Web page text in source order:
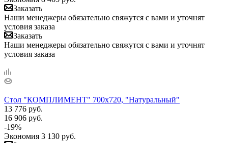
Заказать
Наши менеджеры обязательно свяжутся с вами и уточнят
условия заказа
Заказать
Наши менеджеры обязательно свяжутся с вами и уточнят
условия заказа
Стол "КОМПЛИМЕНТ" 700х720, "Натуральный"
13 776 руб.
16 906 руб.
-19%
Экономия 3 130 руб.